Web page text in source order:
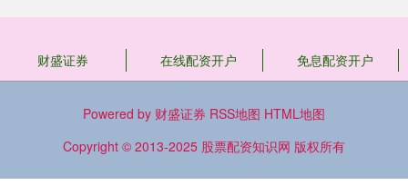
财盛证券 在线配资开户 免息配资开户
Powered by 财盛证券 RSS地图 HTML地图
Copyright © 2013-2025 股票配资知识网 版权所有